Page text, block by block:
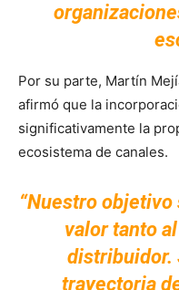
Por su parte, Martín
afirmó que la
significativamente la
ecosistema de canales.
“Nuestro
valor tanto
distribuidor.
trayectoria